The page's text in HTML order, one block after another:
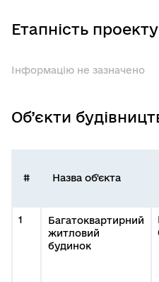
Етапність
Інформацію не зазначено
Об’єкти
# Назва об'єкта
1
Багатоквартирний
житловий
будинок